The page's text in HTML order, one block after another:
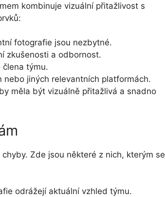
kombinuje vizuální přitažlivost s
fotografie jsou nezbytné.
zkušenosti a odbornost.
týmu.
nebo jiných relevantních platformách.
měla být vizuálně přitažlivá a snadno
Zde jsou některé z nich, kterým se
odrážejí aktuální vzhled týmu.